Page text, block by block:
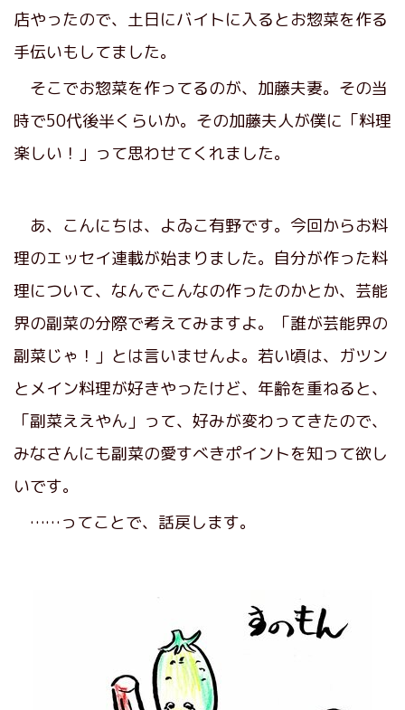
店やったので、土日にバイトに入るとお惣菜を作る
手伝いもしてました。
そこでお惣菜を作ってるのが、加藤夫妻。その当
時で50代後半くらいか。その加藤夫人が僕に「料理
楽しい！」って思わせてくれました。
あ、こんにちは、よゐこ有野です。今回からお料
理のエッセイ連載が始まりました。自分が作った料
理について、なんでこんなの作ったのかとか、芸能
界の副菜の分際で考えてみますよ。「誰が芸能界の
副菜じゃ！」とは言いませんよ。若い頃は、ガツン
とメイン料理が好きやったけど、年齢を重ねると、
「副菜ええやん」って、好みが変わってきたので、
みなさんにも副菜の愛すべきポイントを知って欲し
いです。
……ってことで、話戻します。